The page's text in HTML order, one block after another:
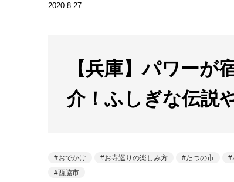
2020.8.27
【兵庫】パワーが
介！ふしぎな伝説
おでかけ お寺巡りの楽しみ方 たつの市
西脇市